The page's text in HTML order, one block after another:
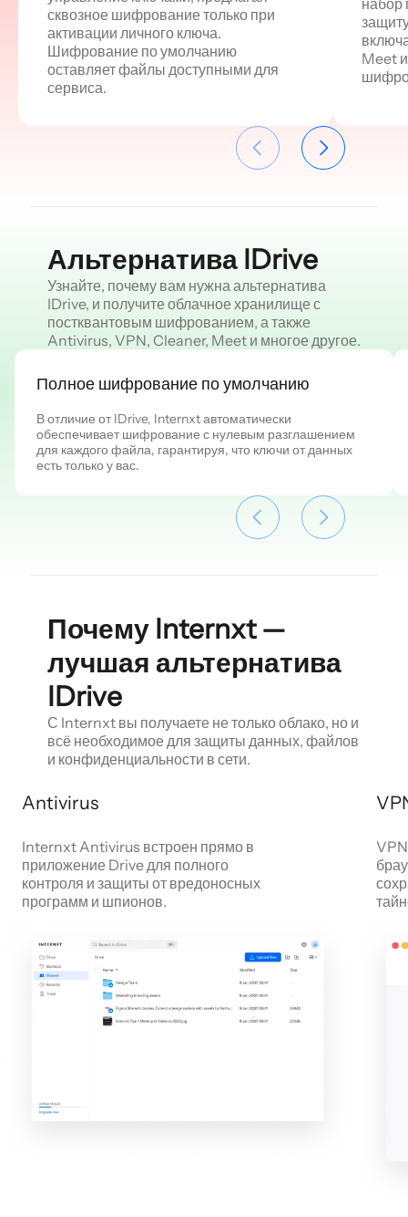
сквозное шифрование только при
активации личного ключа.
Шифрование по умолчанию
оставляет файлы доступными для
сервиса.
Meet
Альтернатива IDrive
Узнайте, почему вам нужна альтернатива
IDrive, и получите облачное хранилище с
постквантовым шифрованием, а также
Antivirus, VPN, Cleaner, Meet и многое другое.
Полное шифрование по умолчанию
В отличие от IDrive, Internxt автоматически
обеспечивает шифрование с нулевым разглашением
для каждого файла, гарантируя, что ключи от данных
есть только у вас.
Почему Internxt —
лучшая альтернатива
IDrive
С Internxt вы получаете не только облако, но и
всё необходимое для защиты данных, файлов
и конфиденциальности в сети.
Antivirus
Internxt Antivirus встроен прямо в
приложение Drive для полного
контроля и защиты от вредоносных
программ и шпионов.